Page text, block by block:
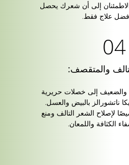
إلى أن شعرك يحصل
علاج فقط.
والمتقصف:
إلى خصلات حريرية
ناتشورالز بالبيض والعسل.
لإصلاح الشعر التالف ومنع
الكثافة واللمعان.